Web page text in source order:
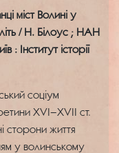
міст Волині у
/ Н. Білоус ; НАН
: Інститут історії
соціум
XVI–XVII ст.
сторони життя
у волинському